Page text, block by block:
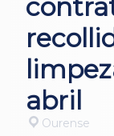
abril
Ourense